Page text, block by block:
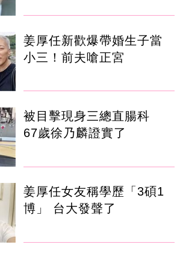
姜厚任新歡爆帶婚生子當
小三！前夫嗆正宮
被目擊現身三總直腸科
67歲徐乃麟證實了
姜厚任女友稱學歷「3碩1
博」 台大發聲了